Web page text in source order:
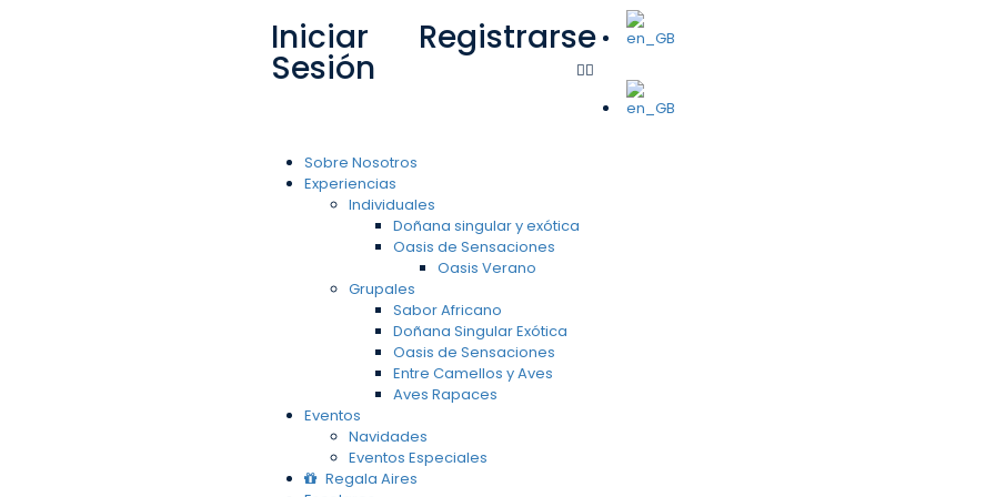
Iniciar
Sesión
Registrarse
Sobre Nosotros
Experiencias
Individuales
Doñana singular y exótica
Oasis de Sensaciones
Oasis Verano
Grupales
Sabor Africano
Doñana Singular Exótica
Oasis de Sensaciones
Entre Camellos y Aves
Aves Rapaces
Eventos
Navidades
Eventos Especiales
Regala Aires